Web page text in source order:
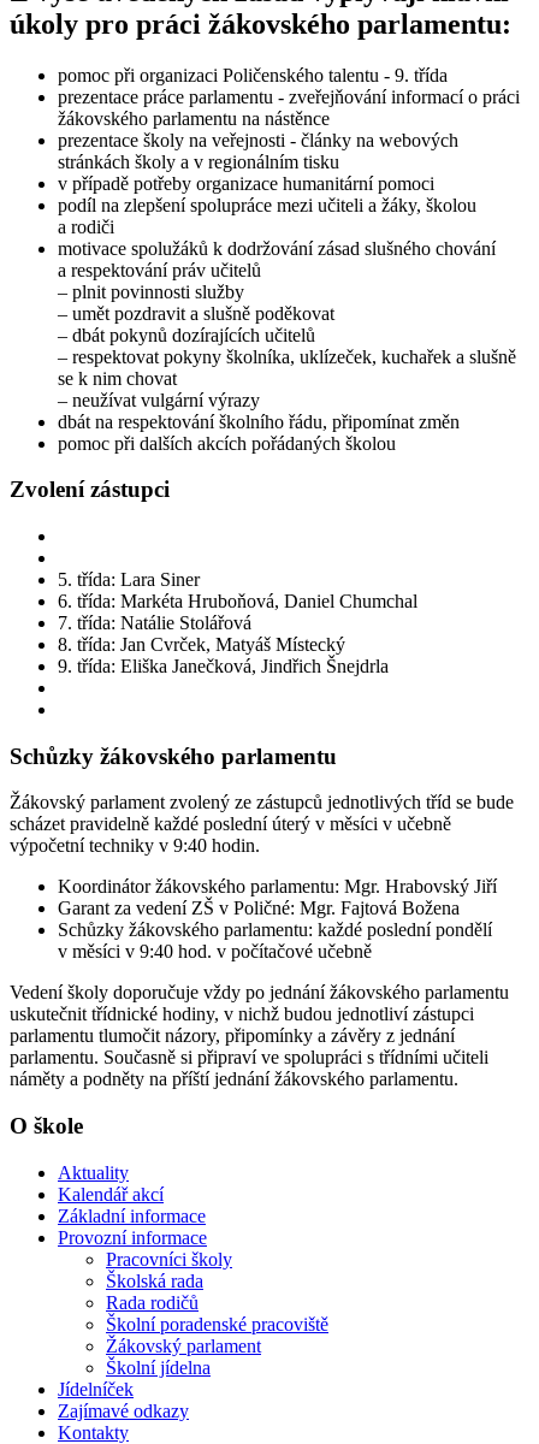
úkoly pro práci žákovského parlamentu:
pomoc při organizaci Poličenského talentu - 9. třída
prezentace práce parlamentu - zveřejňování informací o práci
žákovského parlamentu na nástěnce
prezentace školy na veřejnosti - články na webových
stránkách školy a v regionálním tisku
v případě potřeby organizace humanitární pomoci
podíl na zlepšení spolupráce mezi učiteli a žáky, školou
a rodiči
motivace spolužáků k dodržování zásad slušného chování
a respektování práv učitelů
– plnit povinnosti služby
– umět pozdravit a slušně poděkovat
– dbát pokynů dozírajících učitelů
– respektovat pokyny školníka, uklízeček, kuchařek a slušně
se k nim chovat
– neužívat vulgární výrazy
dbát na respektování školního řádu, připomínat změn
pomoc při dalších akcích pořádaných školou
Zvolení zástupci
5. třída: Lara Siner
6. třída: Markéta Hruboňová, Daniel Chumchal
7. třída: Natálie Stolářová
8. třída: Jan Cvrček, Matyáš Místecký
9. třída: Eliška Janečková, Jindřich Šnejdrla
Schůzky žákovského parlamentu
Žákovský parlament zvolený ze zástupců jednotlivých tříd se bude
scházet pravidelně každé poslední úterý v měsíci v učebně
výpočetní techniky v 9:40 hodin.
Koordinátor žákovského parlamentu: Mgr. Hrabovský Jiří
Garant za vedení ZŠ v Poličné: Mgr. Fajtová Božena
Schůzky žákovského parlamentu: každé poslední pondělí
v měsíci v 9:40 hod. v počítačové učebně
Vedení školy doporučuje vždy po jednání žákovského parlamentu
uskutečnit třídnické hodiny, v nichž budou jednotliví zástupci
parlamentu tlumočit názory, připomínky a závěry z jednání
parlamentu. Současně si připraví ve spolupráci s třídními učiteli
náměty a podněty na příští jednání žákovského parlamentu.
O škole
Aktuality
Kalendář akcí
Základní informace
Provozní informace
Pracovníci školy
Školská rada
Rada rodičů
Školní poradenské pracoviště
Žákovský parlament
Školní jídelna
Jídelníček
Zajímavé odkazy
Kontakty